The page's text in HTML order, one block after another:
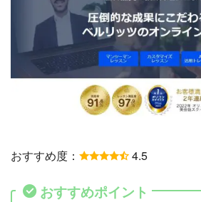
おすすめ度： 4.5
おすすめポイント